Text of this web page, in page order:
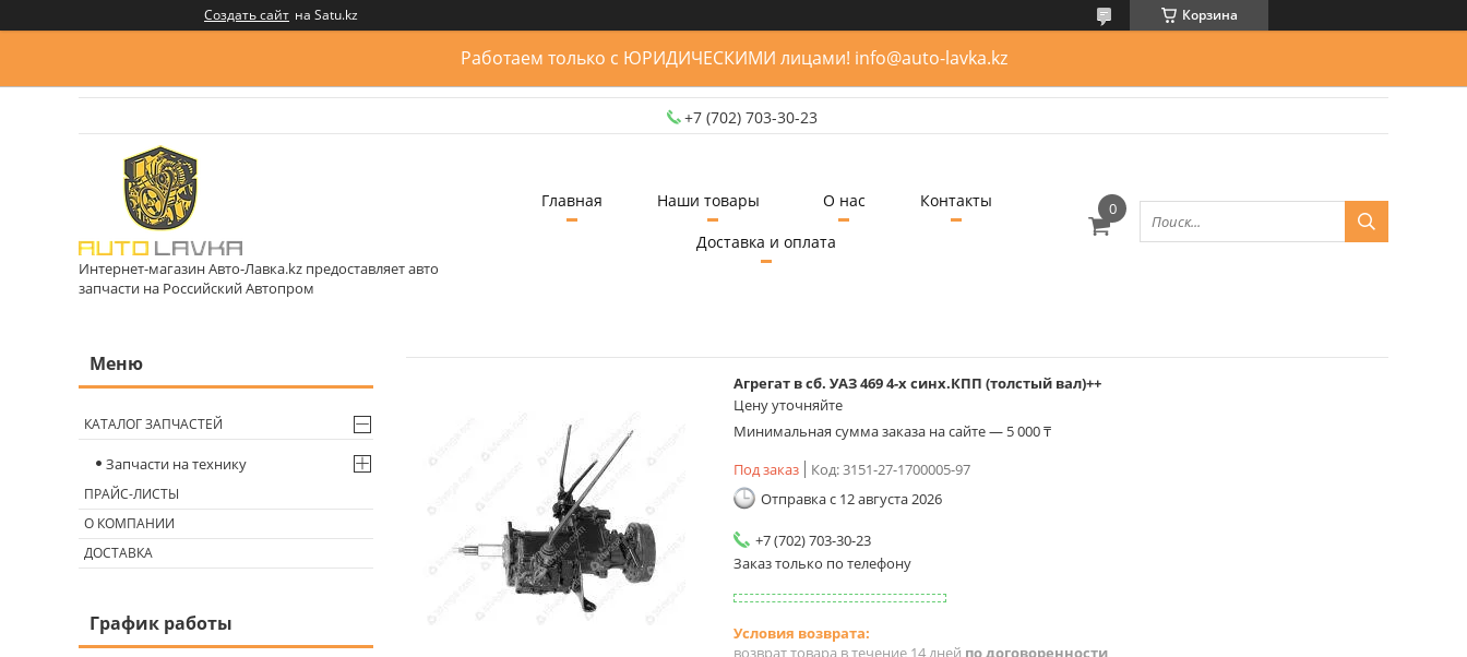
Создать сайт на Satu.kz Корзина
Работаем только с ЮРИДИЧЕСКИМИ лицами! info@auto-lavka.kz
+7 (702) 703-30-23
Интернет-магазин Авто-Лавка.kz предоставляет авто
запчасти на Российский Автопром
Главная Наши товары О нас
Контакты
Доставка и оплата
Агрегат в сб. УАЗ 469 4-х синх.КПП (толстый вал)++
Цену уточняйте
Минимальная сумма заказа на сайте — 5 000 ₸
Под заказ
Код:3151-27-1700005-97
Отправка с 12 августа 2026
+7 (702) 703-30-23
Заказ только по телефону
возврат товара в течение 14 дней по договоренности
КАТАЛОГ ЗАПЧАСТЕЙ
Запчасти на технику
ПРАЙС-ЛИСТЫ
О КОМПАНИИ
ДОСТАВКА
График работы